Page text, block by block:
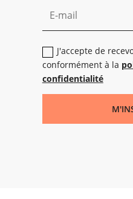
J'accepte de
conformément à la
confidentialité